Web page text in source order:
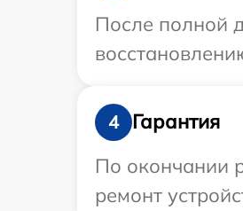
После полной
4
Гарантия
По окончании
ремонт